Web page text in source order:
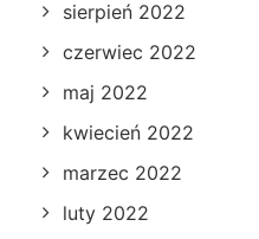
sierpień 2022
czerwiec 2022
maj 2022
kwiecień 2022
marzec 2022
luty 2022